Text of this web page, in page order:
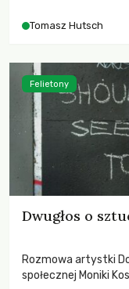
największych
Tomasz Hutsch
Dwugłos o
Rozmowa artystki
społecznej Moniki
Felietony